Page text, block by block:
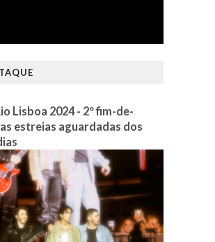
Lisboa 2024 - 2º fim-de-
estreias aguardadas dos